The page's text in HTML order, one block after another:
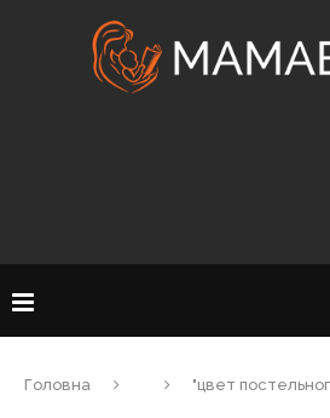
Головна "цвет